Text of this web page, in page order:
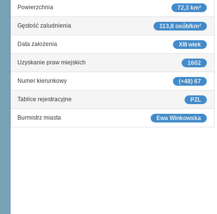
72,3 km²
Powierzchnia
113,8 osób/km²
Gęstość zaludnienia
XIII wiek
Data założenia
1602
Uzyskanie praw miejskich
(+48) 67
Numer kierunkowy
PZL
Tablice rejestracyjne
Ewa Winkowska
Burmistrz miasta